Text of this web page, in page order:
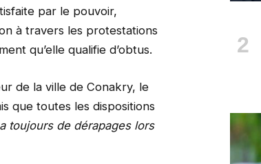
par le pouvoir,
à travers les protestations
qu’elle qualifie d’obtus.
de la ville de Conakry, le
que toutes les dispositions
toujours de dérapages lors